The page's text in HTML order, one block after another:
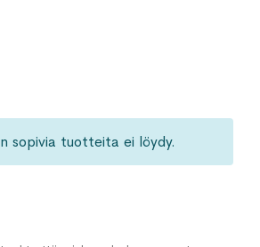
sopivia tuotteita ei löydy.